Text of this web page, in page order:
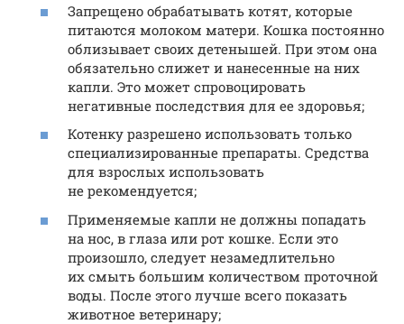
Запрещено обрабатывать котят, которые
питаются молоком матери. Кошка постоянно
облизывает своих детенышей. При этом она
обязательно слижет и нанесенные на них
капли. Это может спровоцировать
негативные последствия для ее здоровья;
Котенку разрешено использовать только
специализированные препараты. Средства
для взрослых использовать
не рекомендуется;
Применяемые капли не должны попадать
на нос, в глаза или рот кошке. Если это
произошло, следует незамедлительно
их смыть большим количеством проточной
воды. После этого лучше всего показать
животное ветеринару;